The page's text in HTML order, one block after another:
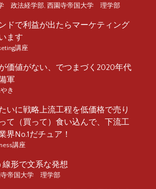
政法経学部, 西園寺帝国大学 理学部
ドで利益が出たらマーケティング
ます
講座
価値がない、でつまづく2020年代
軍
き
いに戦略上流工程を低価格で売り
て（買って）食い込んで、下流工
界No.1だチュア！
講座
線形で文系な発想
寺帝国大学 理学部